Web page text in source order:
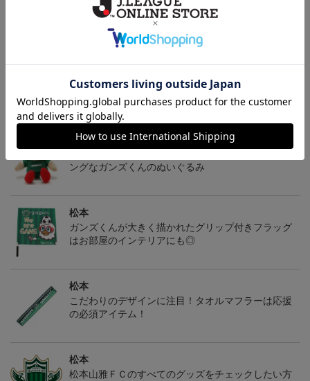
ギフト対応について
トピックス
松本
ングなガンズくんのぬいぐるみ
松本
ガンズくんが大きく描かれたグリップ付きフラッグ
はお部屋のインテリアにも◎
松本
こだわりのデザインに注目！タオルマフラーは応援
の必須アイテム！
松本
松本山雅ＦＣのすべてのグッズをチェックしたい方